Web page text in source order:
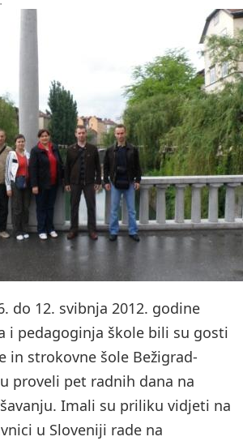
do 12. svibnja 2012. godine
i pedagoginja škole bili su gosti
in strokovne šole Bežigrad-
proveli pet radnih dana na
Imali su priliku vidjeti na
u Sloveniji rade na